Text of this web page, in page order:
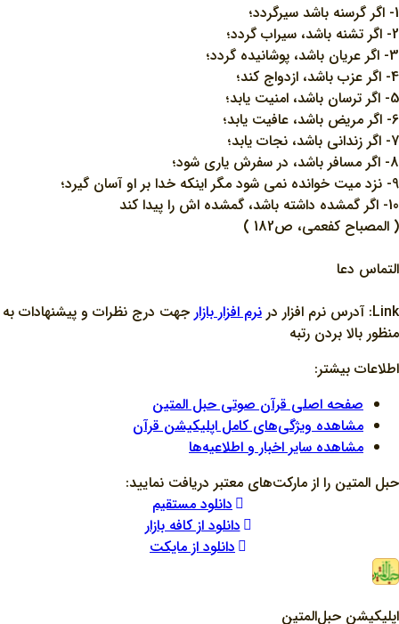
1- اگر گرسنه باشد سيرگردد؛
2- اگر تشنه باشد، سيراب گردد؛
3- اگر عريان باشد، پوشانيده گردد؛
4- اگر عزب باشد، ازدواج كند؛
5- اگر ترسان باشد، امنيت يابد؛
6- اگر مريض باشد، عافيت يابد؛
7- اگر زنداني باشد، نجات يابد؛
8- اگر مسافر باشد، در سفرش ياري شود؛
9- نزد ميت خوانده نمي شود مگر اينكه خدا بر او آسان گيرد؛
10- اگر گمشده داشته باشد، گمشده اش را پيدا كند
( المصباح كفعمي، ص182 )
التماس دعا
Link: آدرس نرم افزار در
نرم افزار بازار جهت درج نظرات و پيشنهادات به
منظور بالا بردن رتبه
اطلاعات بیشتر:
صفحه اصلی قرآن صوتی حبل المتین
مشاهده ویژگی‌های کامل اپلیکیشن قرآن
مشاهده سایر اخبار و اطلاعیه‌ها
حبل المتین را از مارکت‌های معتبر دریافت نمایید:
دانلود مستقیم
دانلود از کافه بازار
دانلود از مایکت
اپلیکیشن حبل‌المتین